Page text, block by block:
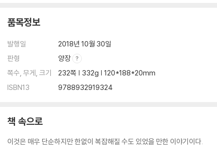
품목정보
발행일
2018년 10월 30일
판형
양장
쪽수, 무게, 크기
232쪽 | 332g | 120*188*20mm
ISBN13
9788932919324
책 속으로
이것은 매우 단순하지만 한없이 복잡해질 수도 있었을 만한 이야기이다.